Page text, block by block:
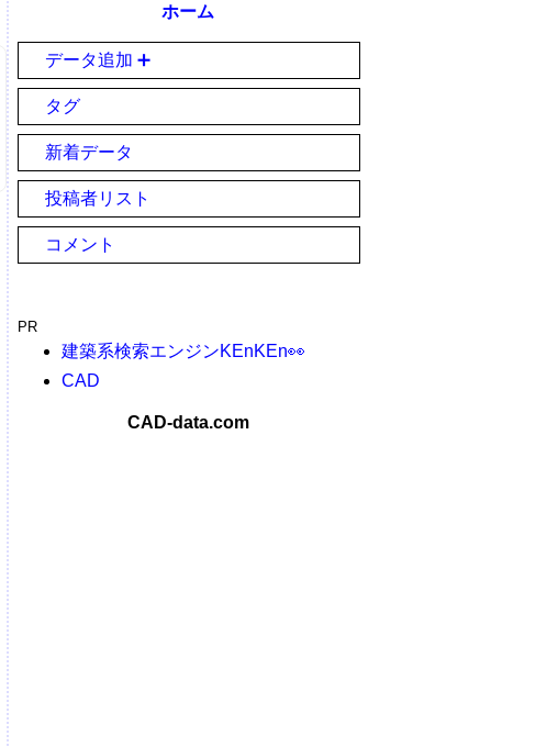
ホーム
データ追加 ➕
タグ
新着データ
投稿者リスト
コメント
PR
建築系検索エンジンKEnKEn👀
CAD
CAD-data.com